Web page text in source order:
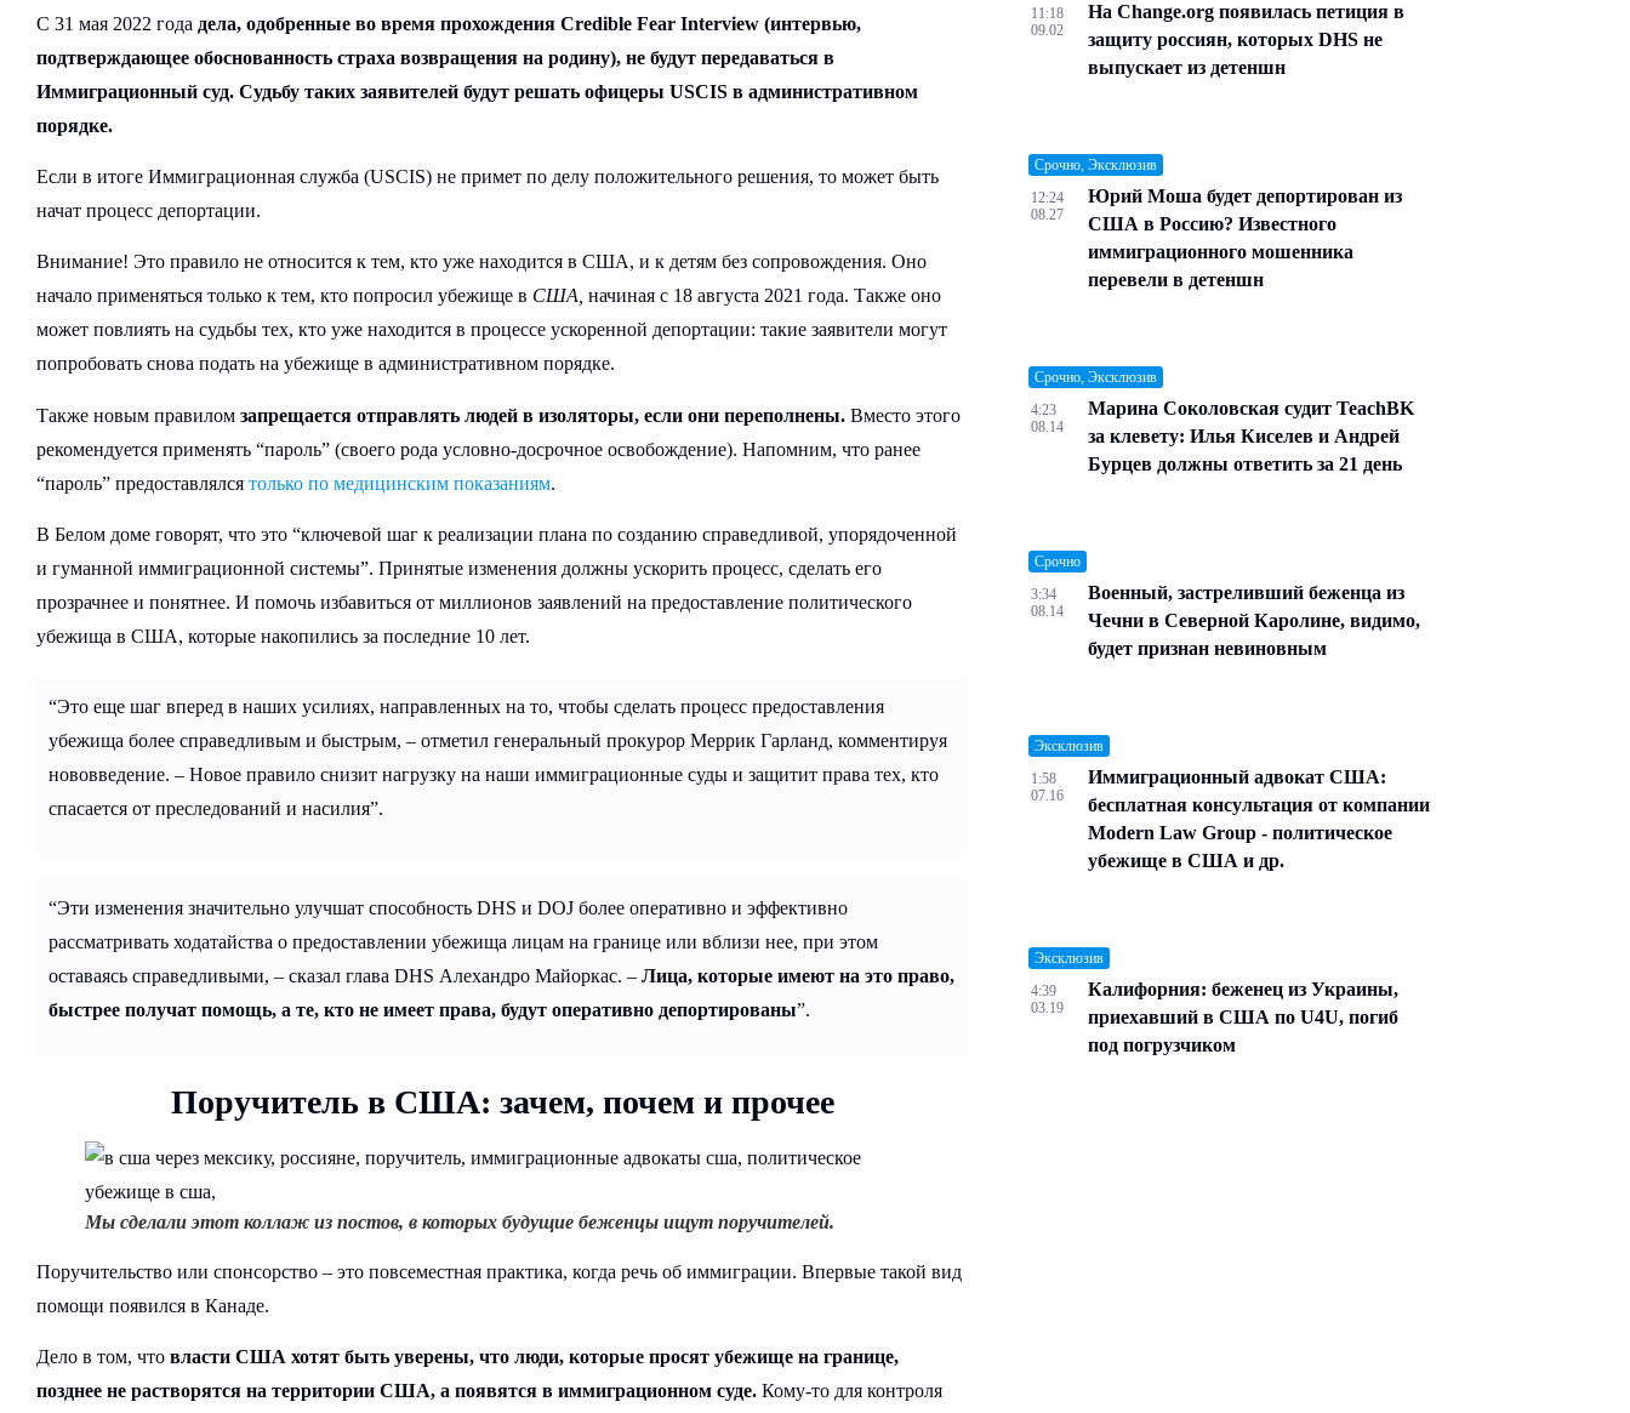
С 31 мая 2022 года дела, одобренные во время прохождения Credible Fear Interview (интервью,
подтверждающее обоснованность страха возвращения на родину), не будут передаваться в
Иммиграционный суд. Судьбу таких заявителей будут решать офицеры USCIS в административном
порядке.
Если в итоге Иммиграционная служба (USCIS) не примет по делу положительного решения, то может быть
начат процесс депортации.
Внимание! Это правило не относится к тем, кто уже находится в США, и к детям без сопровождения. Оно
начало применяться только к тем, кто попросил убежище в США, начиная с 18 августа 2021 года. Также оно
может повлиять на судьбы тех, кто уже находится в процессе ускоренной депортации: такие заявители могут
попробовать снова подать на убежище в административном порядке.
Также новым правилом запрещается отправлять людей в изоляторы, если они переполнены. Вместо этого
рекомендуется применять “пароль” (своего рода условно-досрочное освобождение). Напомним, что ранее
“пароль” предоставлялся только по медицинским показаниям.
В Белом доме говорят, что это “ключевой шаг к реализации плана по созданию справедливой, упорядоченной
и гуманной иммиграционной системы”. Принятые изменения должны ускорить процесс, сделать его
прозрачнее и понятнее. И помочь избавиться от миллионов заявлений на предоставление политического
убежища в США, которые накопились за последние 10 лет.
“Это еще шаг вперед в наших усилиях, направленных на то, чтобы сделать процесс предоставления
убежища более справедливым и быстрым, – отметил генеральный прокурор Меррик Гарланд, комментируя
нововведение. – Новое правило снизит нагрузку на наши иммиграционные суды и защитит права тех, кто
спасается от преследований и насилия”.
“Эти изменения значительно улучшат способность DHS и DOJ более оперативно и эффективно
рассматривать ходатайства о предоставлении убежища лицам на границе или вблизи нее, при этом
оставаясь справедливыми, – сказал глава DHS Алехандро Майоркас. – Лица, которые имеют на это право,
быстрее получат помощь, а те, кто не имеет права, будут оперативно депортированы”.
Поручитель в США: зачем, почем и прочее
Мы сделали этот коллаж из постов, в которых будущие беженцы ищут поручителей.
Поручительство или спонсорство – это повсеместная практика, когда речь об иммиграции. Впервые такой вид
помощи появился в Канаде.
Дело в том, что власти США хотят быть уверены, что люди, которые просят убежище на границе,
позднее не растворятся на территории США, а появятся в иммиграционном суде. Кому-то для контроля
11:18
09.02
На Change.org появилась петиция в
защиту россиян, которых DHS не
выпускает из детеншн
Срочно, Эксклюзив
12:24
08.27
Юрий Моша будет депортирован из
США в Россию? Известного
иммиграционного мошенника
перевели в детеншн
Срочно, Эксклюзив
4:23
08.14
Марина Соколовская судит TeachBK
за клевету: Илья Киселев и Андрей
Бурцев должны ответить за 21 день
Срочно
3:34
08.14
Военный, застреливший беженца из
Чечни в Северной Каролине, видимо,
будет признан невиновным
Эксклюзив
1:58
07.16
Иммиграционный адвокат США:
бесплатная консультация от компании
Modern Law Group - политическое
убежище в США и др.
Эксклюзив
4:39
03.19
Калифорния: беженец из Украины,
приехавший в США по U4U, погиб
под погрузчиком